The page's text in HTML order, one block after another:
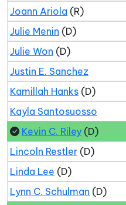
Joann Ariola (R)
Julie Menin (D)
Julie Won (D)
Justin E. Sanchez
Kamillah Hanks (D)
Kayla Santosuosso
Kevin C. Riley (D)
Lincoln Restler (D)
Linda Lee (D)
Lynn C. Schulman (D)